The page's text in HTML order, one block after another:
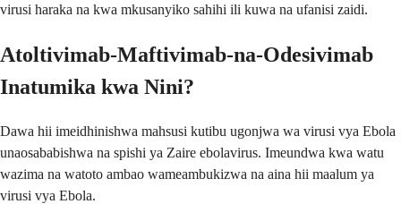
virusi haraka na kwa mkusanyiko sahihi ili kuwa na ufanisi zaidi.
Atoltivimab-Maftivimab-na-Odesivimab
Inatumika kwa Nini?
Dawa hii imeidhinishwa mahsusi kutibu ugonjwa wa virusi vya Ebola
unaosababishwa na spishi ya Zaire ebolavirus. Imeundwa kwa watu
wazima na watoto ambao wameambukizwa na aina hii maalum ya
virusi vya Ebola.